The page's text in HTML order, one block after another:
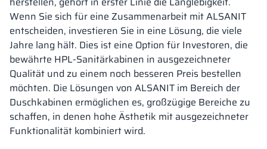
Wenn Sie sich für eine Zusammenarbeit mit ALSANIT
entscheiden, investieren Sie in eine Lösung, die viele
Jahre lang hält. Dies ist eine Option für Investoren, die
bewährte HPL-Sanitärkabinen in ausgezeichneter
Qualität und zu einem noch besseren Preis bestellen
möchten. Die Lösungen von ALSANIT im Bereich der
Duschkabinen ermöglichen es, großzügige Bereiche zu
schaffen, in denen hohe Ästhetik mit ausgezeichneter
Funktionalität kombiniert wird.